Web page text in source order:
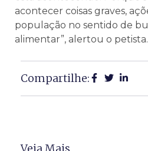
acontecer coisas graves,
população no sentido de
alimentar”, alertou o petista.
Compartilhe: